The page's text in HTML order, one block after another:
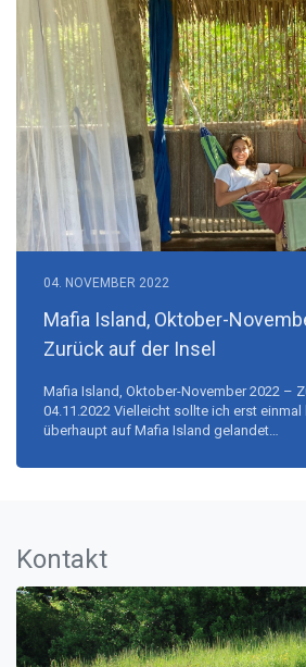
04. NOVEMBER 2022
Mafia Island, Oktober-
Zurück auf der Insel
Mafia Island, Oktober-November 2022 –
04.11.2022 Vielleicht sollte ich erst
überhaupt auf Mafia Island gelandet…
Kontakt